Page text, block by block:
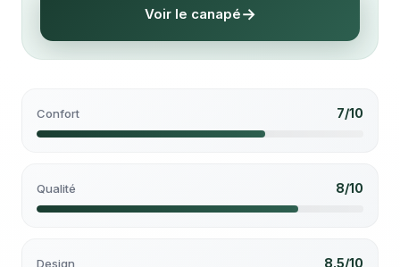
Voir le canapé
Confort 7/10
Qualité 8/10
Design 8.5/10